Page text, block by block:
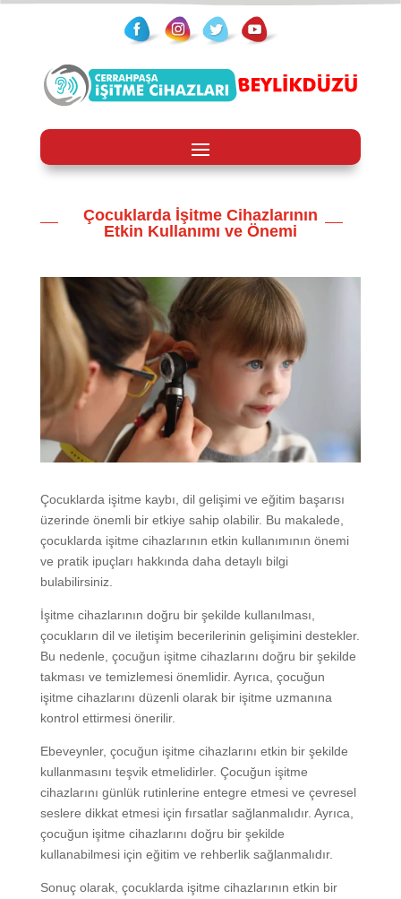
Çocuklarda İşitme Cihazlarının
Etkin Kullanımı ve Önemi
Çocuklarda işitme kaybı, dil gelişimi ve eğitim başarısı
üzerinde önemli bir etkiye sahip olabilir. Bu makalede,
çocuklarda işitme cihazlarının etkin kullanımının önemi
ve pratik ipuçları hakkında daha detaylı bilgi
bulabilirsiniz.
İşitme cihazlarının doğru bir şekilde kullanılması,
çocukların dil ve iletişim becerilerinin gelişimini destekler.
Bu nedenle, çocuğun işitme cihazlarını doğru bir şekilde
takması ve temizlemesi önemlidir. Ayrıca, çocuğun
işitme cihazlarını düzenli olarak bir işitme uzmanına
kontrol ettirmesi önerilir.
Ebeveynler, çocuğun işitme cihazlarını etkin bir şekilde
kullanmasını teşvik etmelidirler. Çocuğun işitme
cihazlarını günlük rutinlerine entegre etmesi ve çevresel
seslere dikkat etmesi için fırsatlar sağlanmalıdır. Ayrıca,
çocuğun işitme cihazlarını doğru bir şekilde
kullanabilmesi için eğitim ve rehberlik sağlanmalıdır.
Sonuç olarak, çocuklarda işitme cihazlarının etkin bir